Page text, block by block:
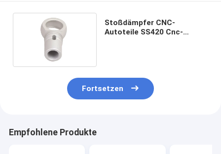
Stoßdämpfer CNC-
Autoteile SS420 Cnc-
Fortsetzen
Empfohlene Produkte